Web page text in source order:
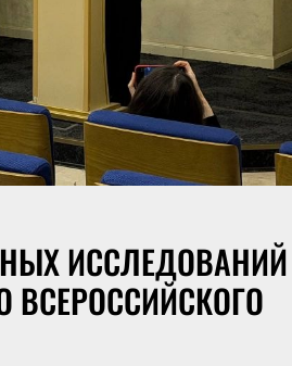
ИССЛЕДОВАНИЙ
ВСЕРОССИЙСКОГО